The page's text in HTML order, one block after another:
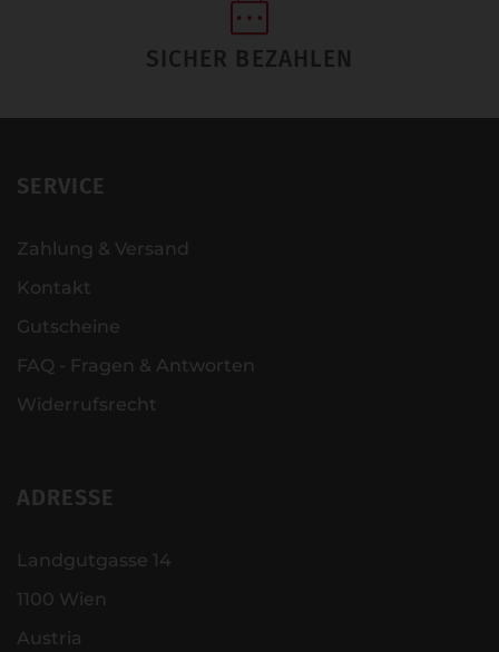
SICHER BEZAHLEN
SERVICE
Zahlung & Versand
Kontakt
Gutscheine
FAQ - Fragen & Antworten
Widerrufsrecht
ADRESSE
Landgutgasse 14
1100 Wien
Austria